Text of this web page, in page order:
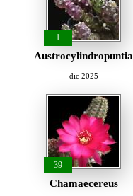
1
Austrocylindropuntia
dic 2025
39
Chamaecereus